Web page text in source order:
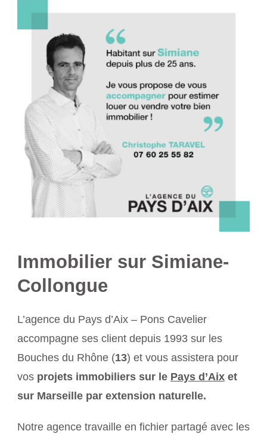
Immobilier sur Simiane-
Collongue
L’agence du Pays d’Aix – Pons Cavelier
accompagne ses client depuis 1993 sur les
Bouches du Rhône (13) et vous assistera pour
vos projets immobiliers sur le Pays d’Aix et
sur Marseille par extension naturelle.
Notre agence travaille en fichier partagé avec les